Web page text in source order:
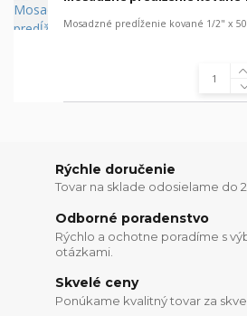
Mosadzné predĺženie kované 1/2" x
Rýchle doručenie
Tovar na sklade odosielame do
Odborné poradenstvo
Rýchlo a ochotne poradíme s
otázkami.
Skvelé ceny
Ponúkame kvalitný tovar za